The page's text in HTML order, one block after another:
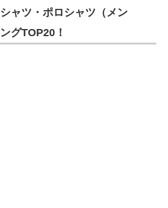
ャツ・ポロシャツ（メン
グTOP20！